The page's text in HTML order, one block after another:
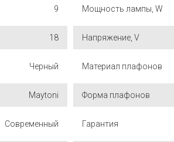
9 Мощность лампы, W
18 Напряжение, V
Черный Материал плафонов
Maytoni Форма плафонов
Современный Гарантия